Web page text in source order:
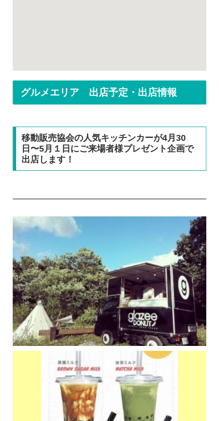
グルメエリア 出店予定・出店情報
移動販売協会の人気キッチンカーが4月30
日〜5月１日にご来場者様プレゼント企画で
出店します！